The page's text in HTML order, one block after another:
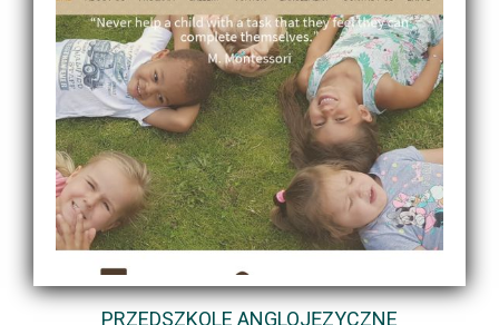
PRZEDSZKOLE ANGLOJĘZYCZNE